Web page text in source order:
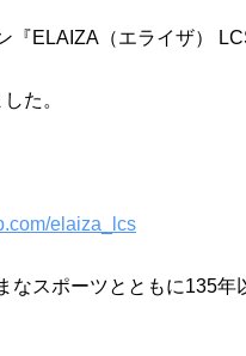
『ELAIZA（エライザ）
た。
elaiza_lcs
なスポーツとともに135